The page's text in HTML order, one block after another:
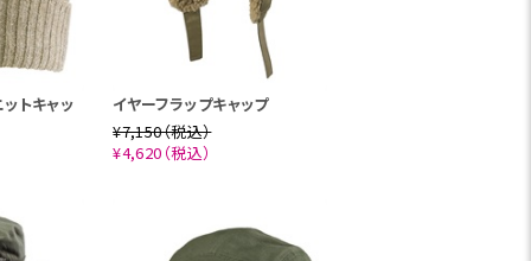
トキャッ
イヤーフラップキャップ
¥7,150（税込）
¥4,620（税込）